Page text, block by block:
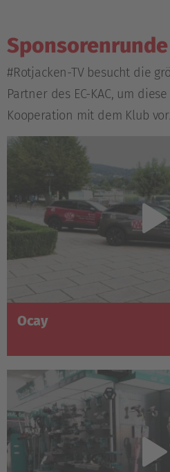
Sponsorenrunde
#Rotjacken-TV besucht die
Partner des EC-KAC, um
Kooperation mit dem Klub
Ocay